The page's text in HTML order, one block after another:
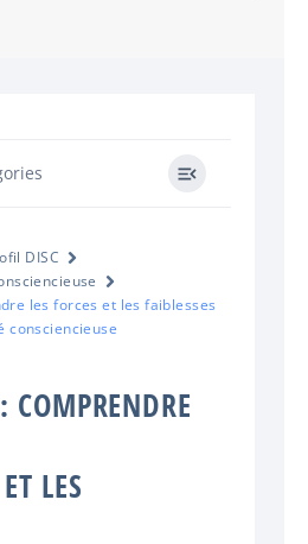
DISC
les forces et les faiblesses
consciencieuse
COMPRENDRE
LES